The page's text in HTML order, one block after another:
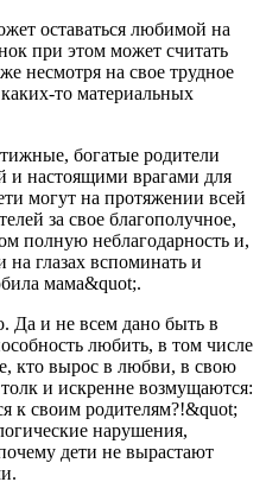
оставаться любимой на
при этом может считать
несмотря на свое трудное
то материальных
богатые родители
и настоящими врагами для
могут на протяжении всей
за свое благополучное,
полную неблагодарность и,
на глазах вспоминать и
мама&quot;.
Да и не всем дано быть в
любить, в том числе
кто вырос в любви, в свою
и искренне возмущаются:
к своим родителям?!&quot;
нарушения,
дети не вырастают